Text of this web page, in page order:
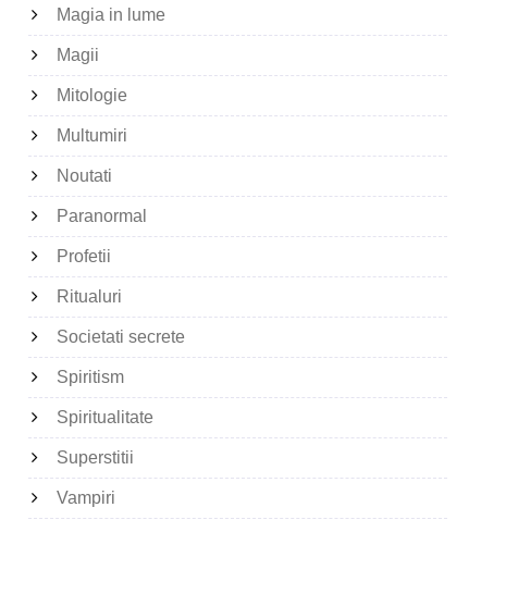
Magia in lume
Magii
Mitologie
Multumiri
Noutati
Paranormal
Profetii
Ritualuri
Societati secrete
Spiritism
Spiritualitate
Superstitii
Vampiri